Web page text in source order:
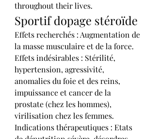
throughout their lives.
Sportif dopage stéroïde
Effets recherchés : Augmentation de
la masse musculaire et de la force.
Effets indésirables : Stérilité,
hypertension, agressivité,
anomalies du foie et des reins,
impuissance et cancer de la
prostate (chez les hommes),
virilisation chez les femmes.
Indications thérapeutiques : Etats